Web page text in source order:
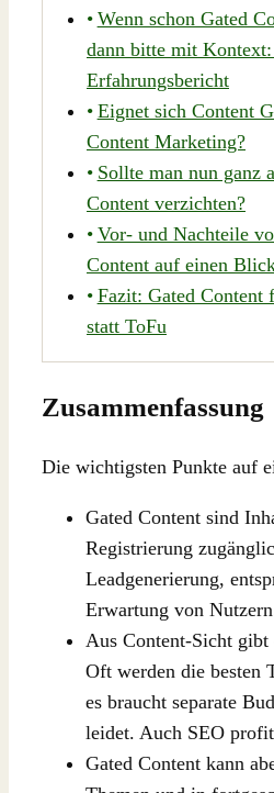
Wenn schon Gated
dann bitte mit
Erfahrungsbericht
Eignet sich Content
Content Marketing?
Sollte man nun ganz
Content verzichten?
Vor- und Nachteile
Content auf einen
Fazit: Gated Content
statt ToFu
Zusammenfassung
Die wichtigsten Punkte auf
Gated Content sind
Registrierung
Leadgenerierung,
Erwartung von
Aus Content-Sicht gibt
Oft werden die besten
es braucht separate
leidet. Auch SEO
Gated Content kann